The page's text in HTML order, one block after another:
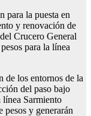
para la puesta en
y renovación de
Crucero General
para la línea
de los entornos de la
del paso bajo
línea Sarmiento
y generarán